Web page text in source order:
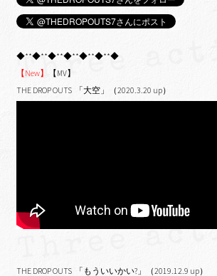
◆**◆**◆**◆**◆**◆**◆
【New】
【MV】
THE DROP OUTS 「大空」（2020.3.20 up）
THE DROP OUTS 「もういいかい?」（2019.12.9 up）